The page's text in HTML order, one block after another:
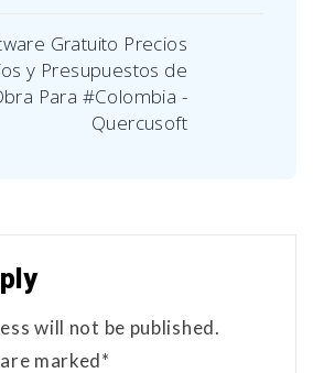
Gratuito Precios
y Presupuestos de
Para #Colombia -
Quercusoft
will not be published.
marked*